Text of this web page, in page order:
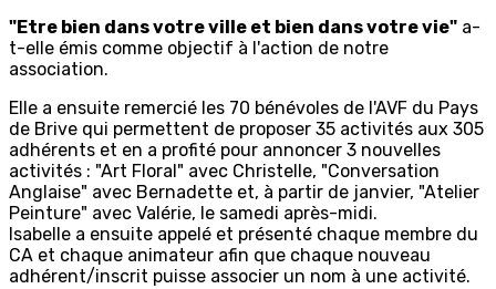
"Etre bien dans votre ville et bien dans votre vie" a-
t-elle émis comme objectif à l'action de notre
association.
Elle a ensuite remercié les 70 bénévoles de l'AVF du Pays
de Brive qui permettent de proposer 35 activités aux 305
adhérents et en a profité pour annoncer 3 nouvelles
activités : "Art Floral" avec Christelle, "Conversation
Anglaise" avec Bernadette et, à partir de janvier, "Atelier
Peinture" avec Valérie, le samedi après-midi.
Isabelle a ensuite appelé et présenté chaque membre du
CA et chaque animateur afin que chaque nouveau
adhérent/inscrit puisse associer un nom à une activité.